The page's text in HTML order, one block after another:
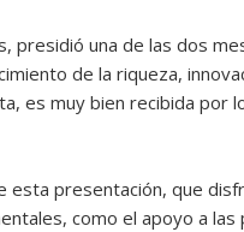
presidió una de las dos
de la riqueza,
es muy bien recibida por
esta presentación, que
como el apoyo a